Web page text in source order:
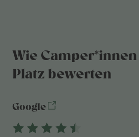
Wie
Platz bewerten
Google